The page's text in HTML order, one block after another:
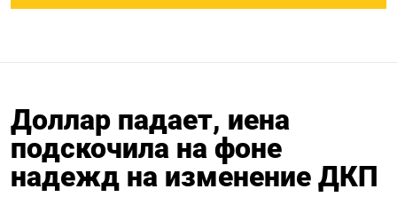
Доллар падает, иена
подскочила на фоне
надежд на изменение ДКП